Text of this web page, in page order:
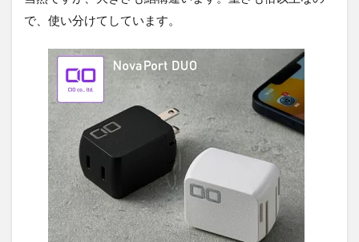
で、使い分けてしています。